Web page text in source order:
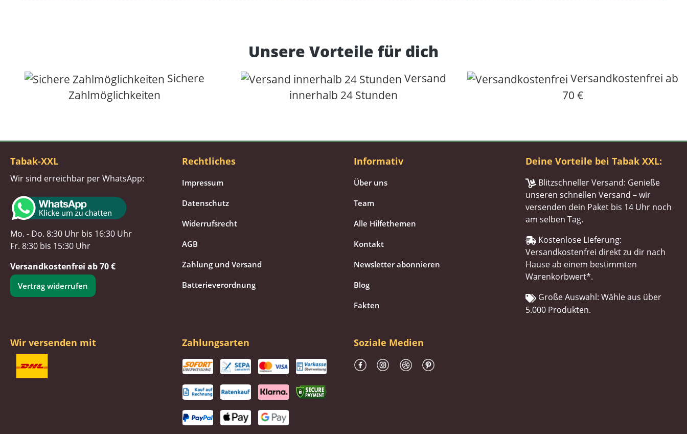
Unsere Vorteile für dich
Sichere
Zahlmöglichkeiten
Versand
innerhalb 24 Stunden
Versandkostenfrei ab
70 €
Tabak-XXL
Wir sind erreichbar per WhatsApp:
Mo. - Do. 8:30 Uhr bis 16:30 Uhr
Fr. 8:30 bis 15:30 Uhr
Versandkostenfrei ab 70 €
Vertrag widerrufen
Rechtliches
Impressum
Datenschutz
Widerrufsrecht
AGB
Zahlung und Versand
Batterieverordnung
Informativ
Über uns
Team
Alle Hilfethemen
Kontakt
Newsletter abonnieren
Blog
Fakten
Deine Vorteile bei Tabak XXL:
Blitzschneller Versand: Genieße
unseren schnellen Versand – wir
versenden dein Paket bis 14 Uhr noch
am selben Tag.
Kostenlose Lieferung:
Versandkostenfrei direkt zu dir nach
Hause ab einem bestimmten
Warenkorbwert*.
Große Auswahl: Wähle aus über
5.000 Produkten.
Wir versenden mit Zahlungsarten Soziale Medien